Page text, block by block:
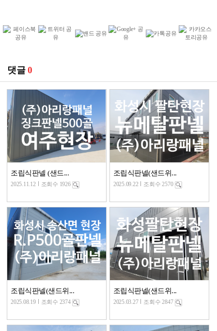
댓글0
조립식판넬 (샌드...
2025.11.12 조회수 1926
조립식판넬(샌드위...
2025.09.22 조회수 2570
조립식판넬(샌드위...
2025.08.19 조회수 2374
조립식판넬(샌드위...
2025.03.27 조회수 2847